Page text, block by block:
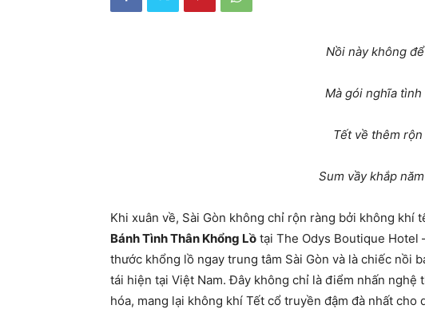
Nồi này không
Mà gói nghĩa tình
Tết về thêm rộn
Sum vầy khắp
Khi xuân về, Sài Gòn không chỉ rộn ràng bởi không khí
Bánh Tình Thân Khổng Lồ tại The Odys Boutique Hotel
thước khổng lồ ngay trung tâm Sài Gòn và là chiếc nồi
tái hiện tại Việt Nam. Đây không chỉ là điểm nhấn nghệ
hóa, mang lại không khí Tết cổ truyền đậm đà nhất